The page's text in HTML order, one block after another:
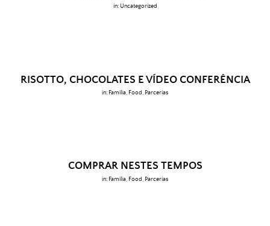
in: Uncategorized
RISOTTO, CHOCOLATES E VÍDEO CONFERÊNCIA
in: Família Food Parcerias
COMPRAR NESTES TEMPOS
in: Família Food Parcerias